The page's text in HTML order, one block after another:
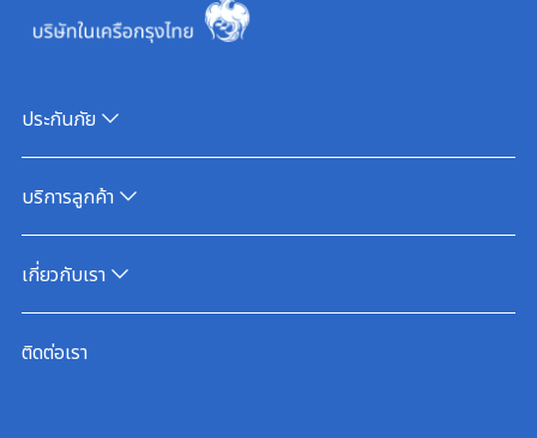
ประกันภัย
บริการลูกค้า
เกี่ยวกับเรา
ติดต่อเรา